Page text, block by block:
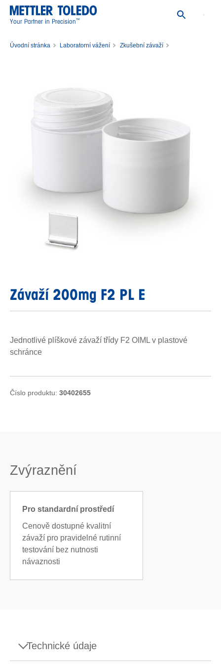
Your Partner in Precision™
Úvodní stránka Laboratorní vážení
Zkušební závaží
Závaží 200mg F2 PL E
Jednotlivé plíškové závaží třídy F2 OIML v plastové
schránce
Číslo produktu: 30402655
Zvýraznění
Pro standardní prostředí
Cenově dostupné kvalitní
závaží pro pravidelné rutinní
testování bez nutnosti
návaznosti
Technické údaje